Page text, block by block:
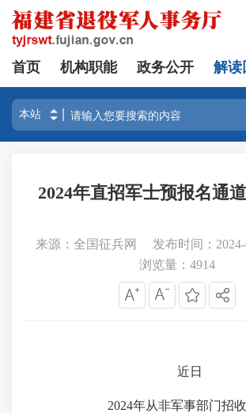
首页 机构职能 政务公开 解读
2024年直招军士预报名通
来源：全国征兵网
发布时间：
浏览量： 4914
近日
2024年从非军事部门招